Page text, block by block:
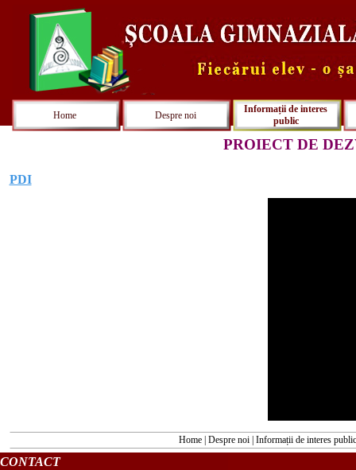
Home Despre noi
Informații de interes
public
PROIECT DE
PDI
Home Despre noi Informații de interes public
CONTACT